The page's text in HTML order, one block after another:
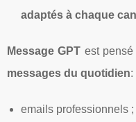
adaptés à chaque
Message GPT est
messages du quotidien:
emails professionnels ;